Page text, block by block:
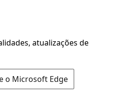
atualizações de
o Microsoft Edge